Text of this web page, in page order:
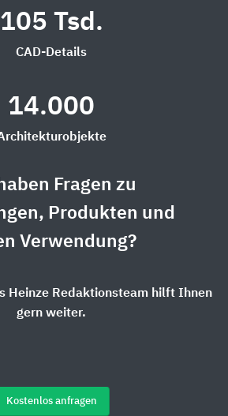
105 Tsd.
CAD-Details
14.000
Fragen zu
Produkten und
Verwendung?
Heinze Redaktionsteam hilft Ihnen
gern weiter.
Kostenlos anfragen